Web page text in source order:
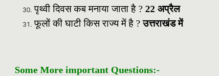
पृथ्वी दिवस कब मनाया जाता है ? 22 अप्रैल
फूलों की घाटी किस राज्य में है ?उत्तराखंड में
Some More important Questions:-